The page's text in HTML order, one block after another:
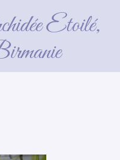
Etoilé,